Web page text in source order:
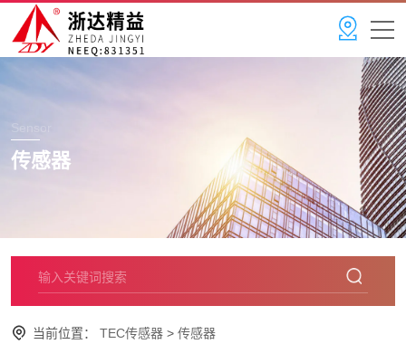
Sensor
传感器
当前位置： TEC传感器 > 传感器